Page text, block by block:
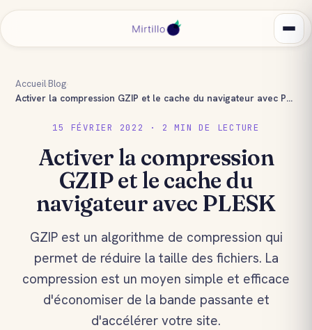
Accueil Blog
Activer la compression GZIP et le cache du navigateur avec PLESK
15 FÉVRIER 2022 · 2 MIN DE LECTURE
Activer la compression
GZIP et le cache du
navigateur avec PLESK
GZIP est un algorithme de compression qui
permet de réduire la taille des fichiers. La
compression est un moyen simple et efficace
d'économiser de la bande passante et
d'accélérer votre site.